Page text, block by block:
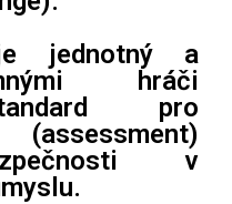
jednotný a
hráči
pro
v